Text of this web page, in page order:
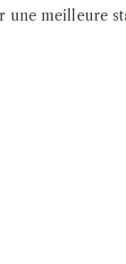
une meilleure